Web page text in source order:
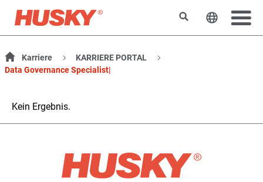
SuchenSprache
Karriere
KARRIERE PORTAL
Data Governance Specialist|
Kein Ergebnis.